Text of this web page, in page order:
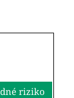
riziko